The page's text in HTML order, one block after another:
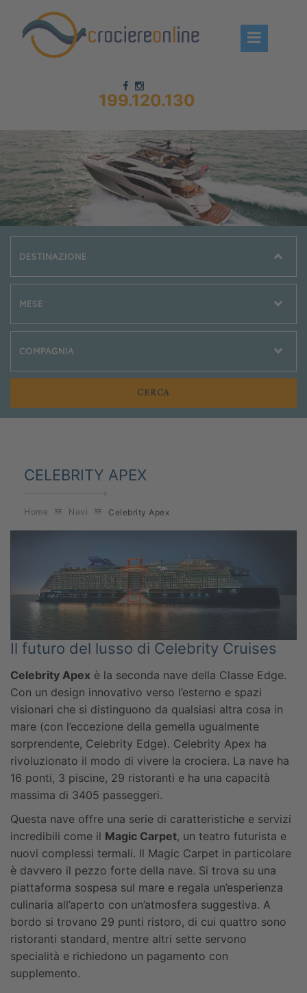
199.120.130
Chi siamo – CrociereOnLine
Destinazioni Crociere
Prenota crociere
News
CELEBRITY APEX
Home Navi Celebrity Apex
Il futuro del lusso di Celebrity Cruises
Celebrity Apex è la seconda nave della Classe Edge.
Con un design innovativo verso l’esterno e spazi
visionari che si distinguono da qualsiasi altra cosa in
mare (con l’eccezione della gemella ugualmente
sorprendente, Celebrity Edge). Celebrity Apex ha
rivoluzionato il modo di vivere la crociera. La nave ha
16 ponti, 3 piscine, 29 ristoranti e ha una capacità
massima di 3405 passeggeri.
Questa nave offre una serie di caratteristiche e servizi
incredibili come il Magic Carpet, un teatro futurista e
nuovi complessi termali. Il Magic Carpet in particolare
è davvero il pezzo forte della nave. Si trova su una
piattaforma sospesa sul mare e regala un’esperienza
culinaria all’aperto con un’atmosfera suggestiva. A
bordo si trovano 29 punti ristoro, di cui quattro sono
ristoranti standard, mentre altri sette servono
specialità e richiedono un pagamento con
supplemento.